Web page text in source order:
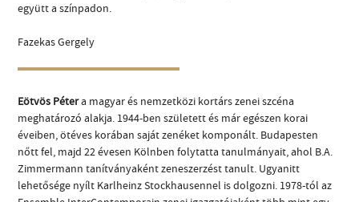
együtt a színpadon.
Fazekas Gergely
Eötvös Pétera magyar és nemzetközi kortárs zenei szcéna
meghatározó alakja. 1944-ben született és már egészen korai
éveiben, ötéves korában saját zenéket komponált. Budapesten
nőtt fel, majd 22 évesen Kölnben folytatta tanulmányait, ahol B.A.
Zimmermann tanítványaként zeneszerzést tanult. Ugyanitt
lehetősége nyílt Karlheinz Stockhausennel is dolgozni. 1978-tól az